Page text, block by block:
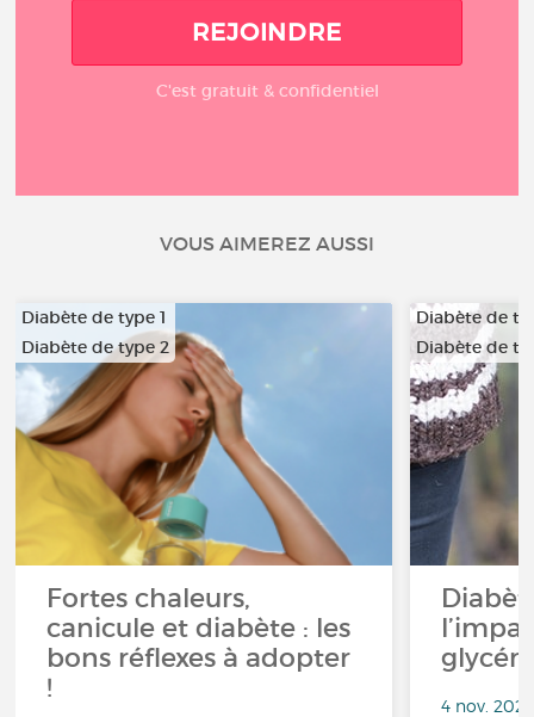
REJOINDRE
C'est gratuit & confidentiel
VOUS AIMEREZ AUSSI
Diabète de type 1
Diabète de type 2
Fortes chaleurs,
canicule et diabète : les
bons réflexes à adopter
!
Diabète de
Diabète de
4 nov.